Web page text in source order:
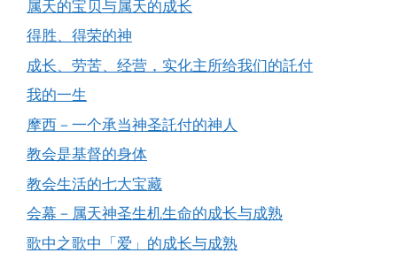
属天的宝贝与属天的成长
得胜、得荣的神
成长、劳苦、经营，实化主所给我们的託付
我的一生
摩西－一个承当神圣託付的神人
教会是基督的身体
教会生活的七大宝藏
会幕－属天神圣生机生命的成长与成熟
歌中之歌中「爱」的成长与成熟